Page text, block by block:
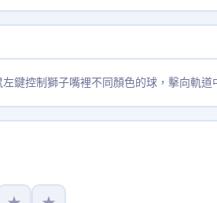
鍵控制獅子嘴裡不同顏色的球，擊向軌